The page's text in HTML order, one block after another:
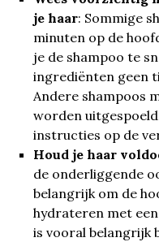
je haar: Sommige
minuten op de
je de shampoo te
ingrediënten geen
Andere shampoos
worden
instructies op de
Houd je haar
de onderliggende
belangrijk om de
hydrateren met
is vooral belangrijk